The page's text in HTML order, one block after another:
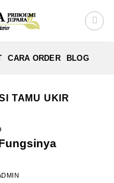
CARA ORDER BLOG
TAMU UKIR